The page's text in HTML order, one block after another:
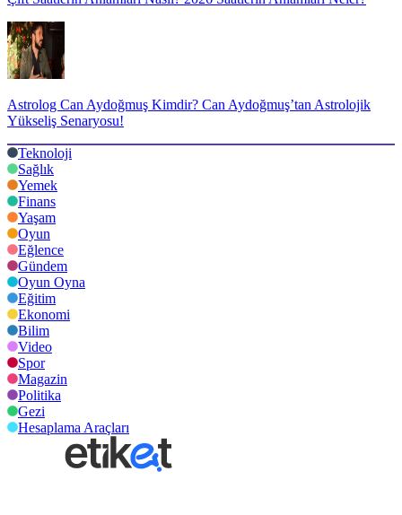
Astrolog Can Aydoğmuş Kimdir? Can Aydoğmuş’tan Astrolojik
Yükseliş Senaryosu!
Teknoloji
Sağlık
Yemek
Finans
Yaşam
Oyun
Eğlence
Gündem
Oyun Oyna
Eğitim
Ekonomi
Bilim
Video
Spor
Magazin
Politika
Gezi
Hesaplama Araçları